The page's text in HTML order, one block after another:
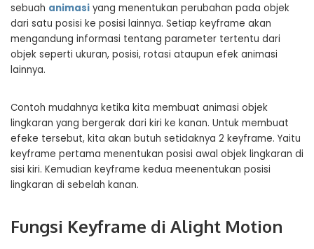
sebuah animasi yang menentukan perubahan pada objek
dari satu posisi ke posisi lainnya. Setiap keyframe akan
mengandung informasi tentang parameter tertentu dari
objek seperti ukuran, posisi, rotasi ataupun efek animasi
lainnya.
Contoh mudahnya ketika kita membuat animasi objek
lingkaran yang bergerak dari kiri ke kanan. Untuk membuat
efeke tersebut, kita akan butuh setidaknya 2 keyframe. Yaitu
keyframe pertama menentukan posisi awal objek lingkaran di
sisi kiri. Kemudian keyframe kedua meenentukan posisi
lingkaran di sebelah kanan.
Fungsi Keyframe di Alight Motion